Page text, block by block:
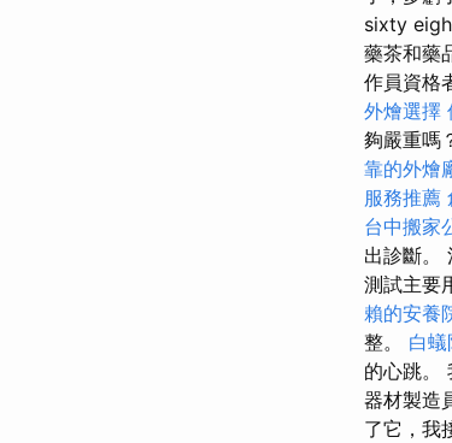
sixty
藥茶和藥
作員資格
外燴選擇
夠嚴重嗎
靠的外燴
服務推薦
台中搬家
出診斷。
測試主要
賴的安養
整。 白
的心跳。
器材製造
了它，我